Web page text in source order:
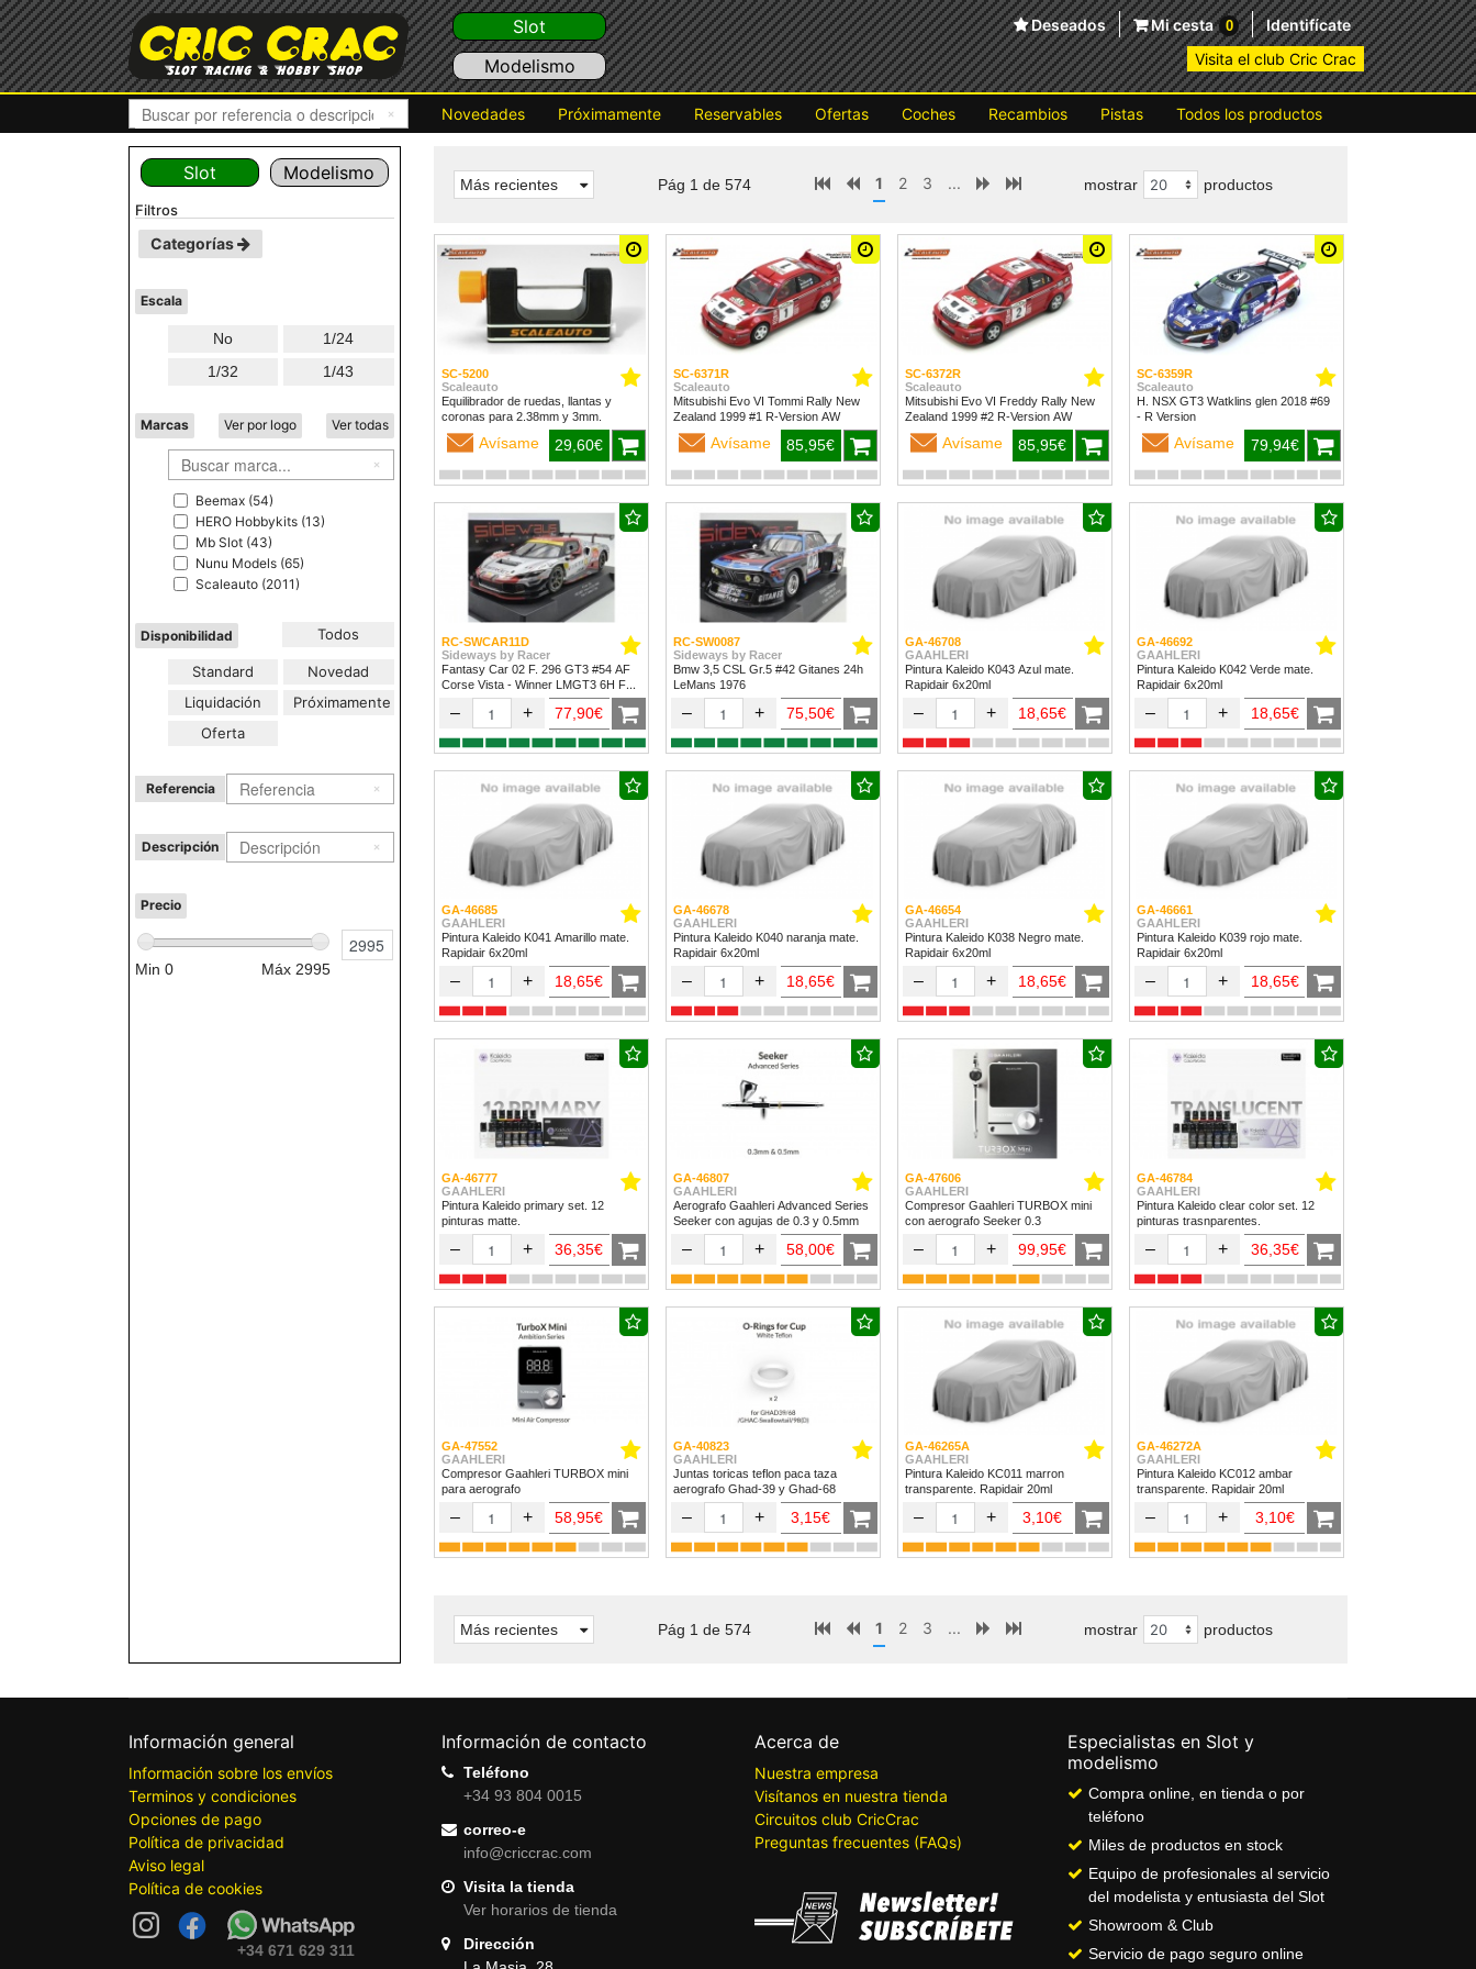
Slot
Modelismo
Deseados Mi cesta 0
Identifícate
Visita el club Cric Crac
Novedades Próximamente Reservables Ofertas Coches Recambios Pistas Todos los productos
Slot Modelismo
filtros
Categorías
Escala
No
1/24
1/32
1/43
Marcas Ver por logo Ver todas
Beemax (54)
HERO Hobbykits (13)
Mb Slot (43)
Nunu Models (65)
Scaleauto (2011)
Disponibilidad Todos
Standard
Novedad
Liquidación
Próximamente
Oferta
Referencia
Descripción
Precio
Min 0 Máx 2995
Más recientes Pág 1 de 574 1 2 3 ... mostrar productos
SC-5200
Scaleauto
Equilibrador de ruedas, llantas y
coronas para 2.38mm y 3mm.
Avísame 29,60€
SC-6371R
Scaleauto
Mitsubishi Evo VI Tommi Rally New
Zealand 1999 #1 R-Version AW
Avísame 85,95€
SC-6372R
Scaleauto
Mitsubishi Evo VI Freddy Rally New
Zealand 1999 #2 R-Version AW
Avísame 85,95€
SC-6359R
Scaleauto
H. NSX GT3 Watklins glen 2018 #69
- R Version
Avísame 79,94€
RC-SWCAR11D
Sideways by Racer
Fantasy Car 02 F. 296 GT3 #54 AF
Corse Vista - Winner LMGT3 6H Fuji
– + 77,90€
RC-SW0087
Sideways by Racer
Bmw 3,5 CSL Gr.5 #42 Gitanes 24h
LeMans 1976
– + 75,50€
GA-46708
GAAHLERI
Pintura Kaleido K043 Azul mate.
Rapidair 6x20ml
– + 18,65€
GA-46692
GAAHLERI
Pintura Kaleido K042 Verde mate.
Rapidair 6x20ml
– + 18,65€
GA-46685
GAAHLERI
Pintura Kaleido K041 Amarillo mate.
Rapidair 6x20ml
– + 18,65€
GA-46678
GAAHLERI
Pintura Kaleido K040 naranja mate.
Rapidair 6x20ml
– + 18,65€
GA-46654
GAAHLERI
Pintura Kaleido K038 Negro mate.
Rapidair 6x20ml
– + 18,65€
GA-46661
GAAHLERI
Pintura Kaleido K039 rojo mate.
Rapidair 6x20ml
– + 18,65€
GA-46777
GAAHLERI
Pintura Kaleido primary set. 12
pinturas matte.
– + 36,35€
GA-46807
GAAHLERI
Aerografo Gaahleri Advanced Series
Seeker con agujas de 0.3 y 0.5mm
– + 58,00€
GA-47606
GAAHLERI
Compresor Gaahleri TURBOX mini
con aerografo Seeker 0.3
– + 99,95€
GA-46784
GAAHLERI
Pintura Kaleido clear color set. 12
pinturas trasnparentes.
– + 36,35€
GA-47552
GAAHLERI
Compresor Gaahleri TURBOX mini
para aerografo
– + 58,95€
GA-40823
GAAHLERI
Juntas toricas teflon paca taza
aerografo Ghad-39 y Ghad-68
– + 3,15€
GA-46265A
GAAHLERI
Pintura Kaleido KC011 marron
transparente. Rapidair 20ml
– + 3,10€
GA-46272A
GAAHLERI
Pintura Kaleido KC012 ambar
transparente. Rapidair 20ml
– + 3,10€
Más recientes Pág 1 de 574 1 2 3 ... mostrar productos
Información general
Información sobre los envíos
Terminos y condiciones
Opciones de pago
Política de privacidad
Aviso legal
Política de cookies
+34 671 629 311
Información de contacto
Teléfono
+34 93 804 0015
correo-e
info@criccrac.com
Visita la tienda
Ver horarios de tienda
Dirección
Acerca de
Nuestra empresa
Visítanos en nuestra tienda
Circuitos club CricCrac
Preguntas frecuentes (FAQs)
Especialistas en Slot y
modelismo
Compra online, en tienda o por
teléfono
Miles de productos en stock
Equipo de profesionales al servicio
del modelista y entusiasta del Slot
Showroom & Club
Servicio de pago seguro online